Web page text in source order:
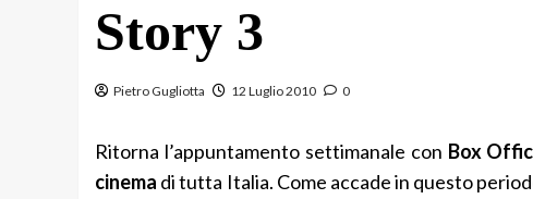
Story 3
Pietro Gugliotta 12 Luglio 2010 0
Ritorna l’appuntamento settimanale con Box
cinema di tutta Italia. Come accade in questo